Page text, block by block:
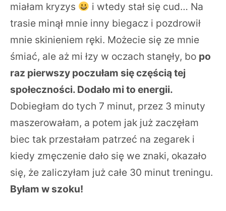
miałam kryzys
i wtedy stał się cud… Na
trasie minął mnie inny biegacz i pozdrowił
mnie skinieniem ręki. Możecie się ze mnie
śmiać, ale aż mi łzy w oczach stanęły, bo po
raz pierwszy poczułam się częścią tej
społeczności. Dodało mi to energii.
Dobiegłam do tych 7 minut, przez 3 minuty
maszerowałam, a potem jak już zaczęłam
biec tak przestałam patrzeć na zegarek i
kiedy zmęczenie dało się we znaki, okazało
się, że zaliczyłam już całe 30 minut treningu.
Byłam w szoku!